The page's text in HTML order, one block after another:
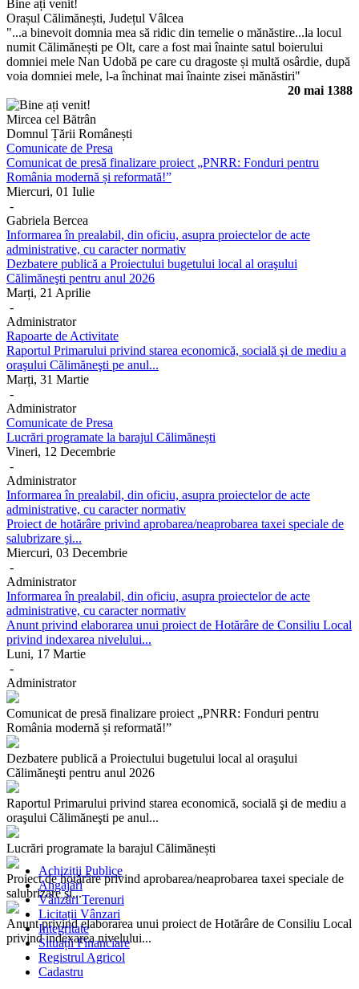
Bine ați venit!
Orașul Călimănești, Județul Vâlcea
"...a binevoit domnia mea să ridic din temelie o mănăstire...la locul
numit Călimănești pe Olt, care a fost mai înainte satul boierului
domniei mele Nan Udobă pe care cu dragoste și multă osârdie, după
voia domniei mele, l-a închinat mai înainte zisei mănăstiri"
20 mai 1388
Mircea cel Bătrân
Domnul Țării Românești
Comunicate de Presa
Comunicat de presă finalizare proiect „PNRR: Fonduri pentru
România modernă și reformată!”
Miercuri, 01 Iulie
-
Gabriela Bercea
Informarea în prealabil, din oficiu, asupra proiectelor de acte
administrative, cu caracter normativ
Dezbatere publică a Proiectului bugetului local al oraşului
Călimăneşti pentru anul 2026
Marți, 21 Aprilie
-
Administrator
Rapoarte de Activitate
Raportul Primarului privind starea economică, socială şi de mediu a
oraşului Călimăneşti pe anul...
Marți, 31 Martie
-
Administrator
Comunicate de Presa
Lucrări programate la barajul Călimănești
Vineri, 12 Decembrie
-
Administrator
Informarea în prealabil, din oficiu, asupra proiectelor de acte
administrative, cu caracter normativ
Proiect de hotărâre privind aprobarea/neaprobarea taxei speciale de
salubrizare şi...
Miercuri, 03 Decembrie
-
Administrator
Informarea în prealabil, din oficiu, asupra proiectelor de acte
administrative, cu caracter normativ
Anunt privind elaborarea unui proiect de Hotărâre de Consiliu Local
privind indexarea nivelului...
Luni, 17 Martie
-
Administrator
Comunicat de presă finalizare proiect „PNRR: Fonduri pentru
România modernă și reformată!”
Dezbatere publică a Proiectului bugetului local al oraşului
Călimăneşti pentru anul 2026
Raportul Primarului privind starea economică, socială şi de mediu a
oraşului Călimăneşti pe anul...
Lucrări programate la barajul Călimănești
Proiect de hotărâre privind aprobarea/neaprobarea taxei speciale de
salubrizare şi...
Anunt privind elaborarea unui proiect de Hotărâre de Consiliu Local
privind indexarea nivelului...
Achiziții Publice
Angajări
Vânzări Terenuri
Licitații Vânzari
Integritate
Situații Financiare
Registrul Agricol
Cadastru